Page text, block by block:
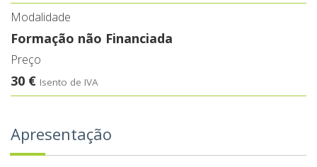
Modalidade
Formação não Financiada
Preço
30 € Isento de IVA
Apresentação